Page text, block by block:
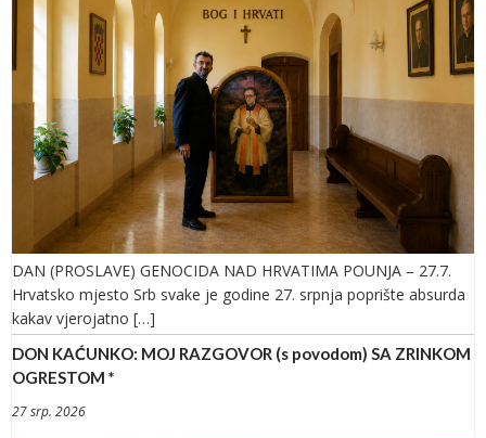
DAN (PROSLAVE) GENOCIDA NAD HRVATIMA POUNJA – 27.7.
Hrvatsko mjesto Srb svake je godine 27. srpnja poprište absurda
kakav vjerojatno […]
DON KAĆUNKO: MOJ RAZGOVOR (s povodom) SA ZRINKOM
OGRESTOM *
27 srp. 2026